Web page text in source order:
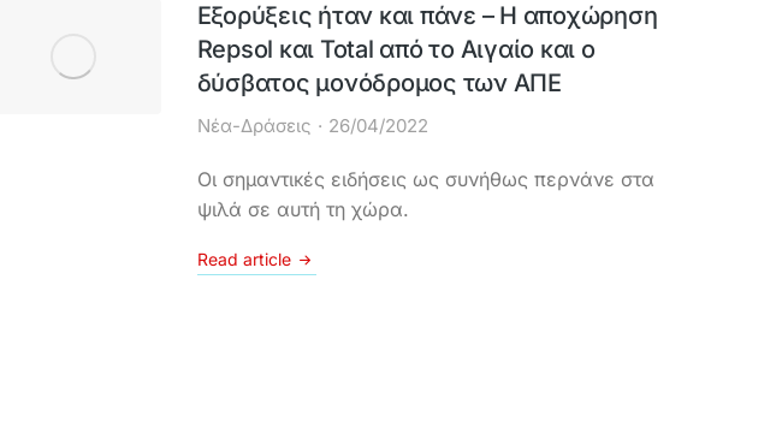
Εξορύξεις ήταν και πάνε – Η αποχώρηση
Repsol και Total από το Αιγαίο και ο
δύσβατος μονόδρομος των ΑΠΕ
Νέα-Δράσεις 26/04/2022
Οι σημαντικές ειδήσεις ως συνήθως περνάνε στα
ψιλά σε αυτή τη χώρα.
Read article